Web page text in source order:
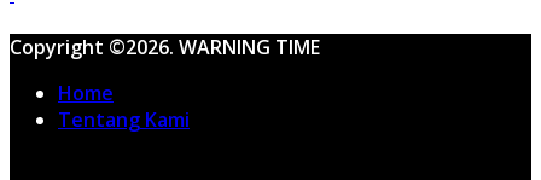
Copyright ©2026. WARNING TIME
Home
Tentang Kami